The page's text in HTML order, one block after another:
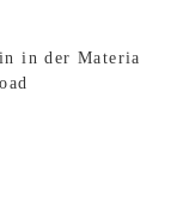
in der Materia